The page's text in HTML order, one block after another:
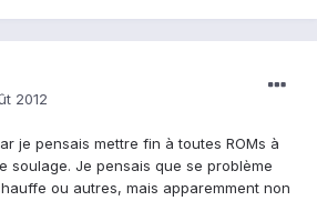
2012
je pensais mettre fin à toutes ROMs à
soulage. Je pensais que se problème
ou autres, mais apparemment non